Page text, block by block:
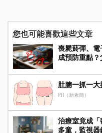
您也可能喜歡這些文章
喪屍菸彈、
成預防重點
肚腩一抓一
PR（新素簡）
治療室竟成
多童，監視